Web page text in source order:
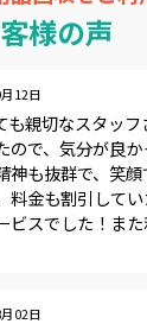
様の声
12日
も親切なスタッ
ので、気分が良
神も抜群で、笑
料金も割引して
ビスでした！ま
02日